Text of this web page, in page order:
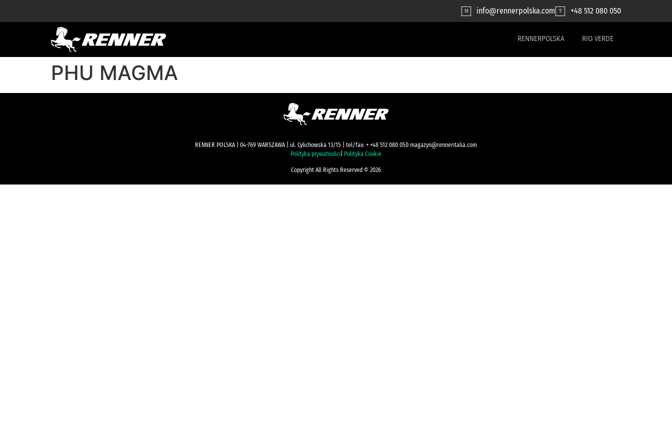
M info@rennerpolska.com T +48 512 080 050
RENNERPOLSKA RIO VERDE
PHU MAGMA
RENNER POLSKA | 04-769 WARSZAWA | ul. Cylichowska 13/15 | tel/fax: + +48 512 080 050 magazyn@renneritalia.com
Polityka prywatności
Polityka Cookie
Copyright All Rights Reserved © 2026